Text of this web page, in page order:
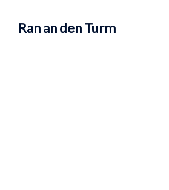
Ran an den Turm